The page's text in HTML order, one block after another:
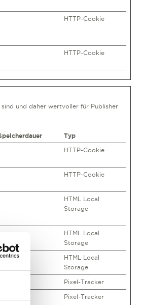
HTTP-Cookie
HTTP-Cookie
und daher wertvoller für Publisher
Typ
HTTP-Cookie
HTTP-Cookie
HTML Local
Storage
HTML Local
Storage
HTML Local
Storage
Pixel-Tracker
Pixel-Tracker